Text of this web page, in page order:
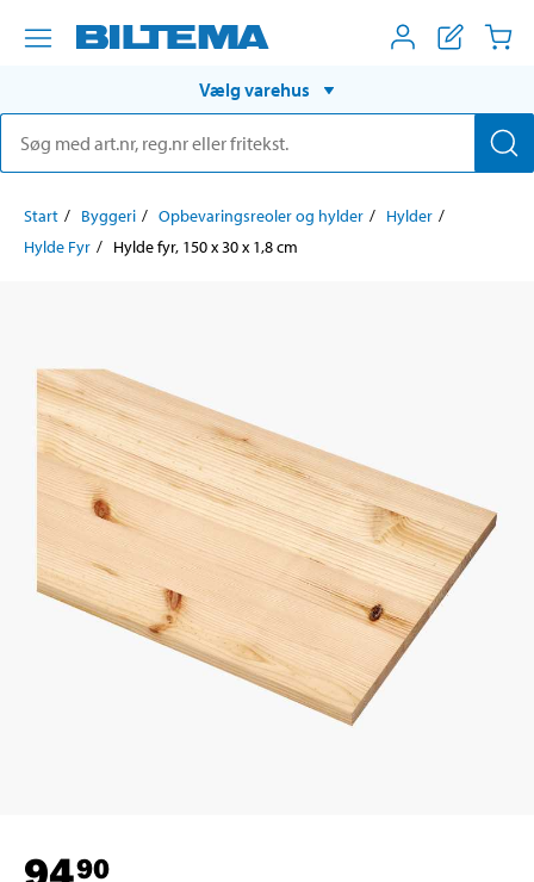
Vælg varehus
Start Byggeri Opbevaringsreoler og hylder
Hylder
Hylde Fyr
Hylde fyr, 150 x 30 x 1,8 cm
9490